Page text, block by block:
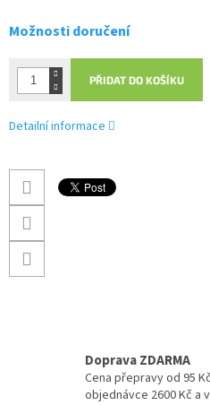
Možnosti doručení
PŘIDAT DO KOŠÍKU
Detailní informace
Doprava ZDARMA
Cena přepravy od 95
objednávce 2600 Kč a